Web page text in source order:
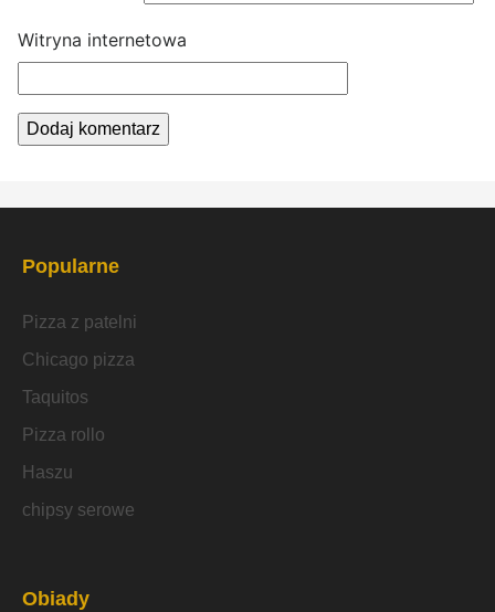
Witryna internetowa
Popularne
Pizza z patelni
Chicago pizza
Taquitos
Pizza rollo
Haszu
chipsy serowe
Obiady